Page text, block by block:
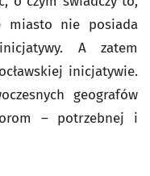
miasto nie posiada
A zatem
inicjatywie.
geografów
– potrzebnej i